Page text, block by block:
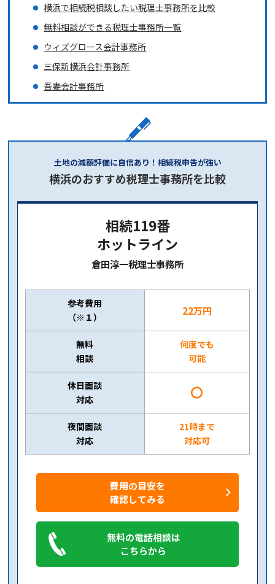
横浜で相続税相談したい税理士事務所を比較
無料相談ができる税理士事務所一覧
ウィズグロース会計事務所
三保新横浜会計事務所
吾妻会計事務所
土地の減額評価に自信あり！相続税申告が強い
横浜のおすすめ税理士事務所を比較
相続119番
ホットライン
倉田淳一税理士事務所
参考費用
（※１）
22万円
無料
相談
何度でも
可能
休日面談
対応
〇
夜間面談
対応
21時まで
対応可
費用の目安を
確認してみる
無料の電話相談は
こちらから